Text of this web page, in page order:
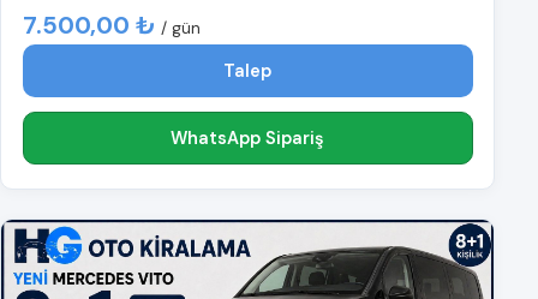
7.500,00 ₺ / gün
Talep
WhatsApp Sipariş